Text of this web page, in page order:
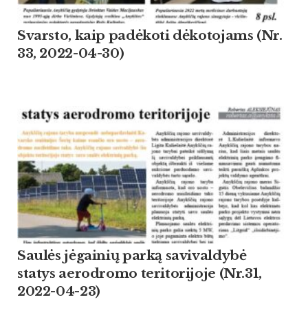
Svarsto, kaip padėkoti dėkotojams (Nr.
33, 2022-04-30)
Saulės jėgainių parką savivaldybė
statys aerodromo teritorijoje (Nr.31,
2022-04-23)